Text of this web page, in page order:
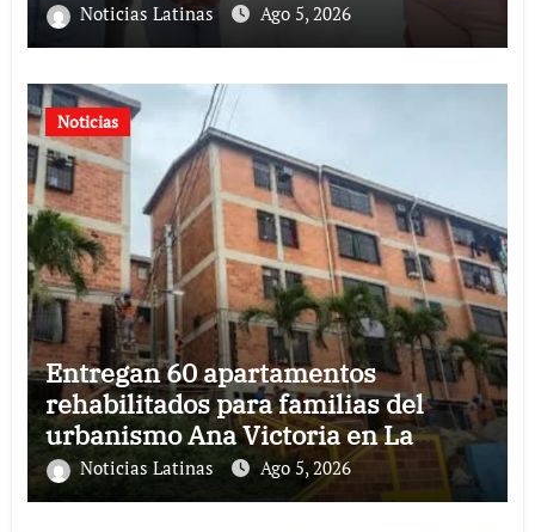
Noticias Latinas Ago 5, 2026
Noticias
Entregan 60 apartamentos
rehabilitados para familias del
urbanismo Ana Victoria en La
Guaira
Noticias Latinas Ago 5, 2026